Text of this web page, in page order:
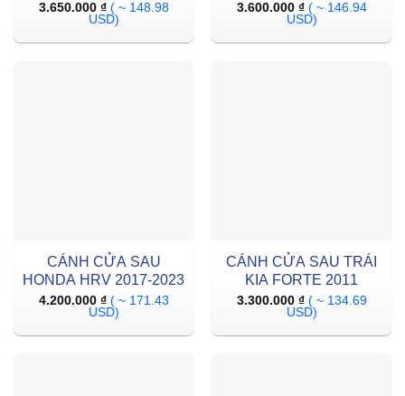
3.650.000 ₫ ( ~ 148.98
USD)
3.600.000 ₫ ( ~ 146.94
USD)
CÁNH CỬA SAU
HONDA HRV 2017-2023
4.200.000 ₫ ( ~ 171.43
USD)
CÁNH CỬA SAU TRÁI
KIA FORTE 2011
3.300.000 ₫ ( ~ 134.69
USD)